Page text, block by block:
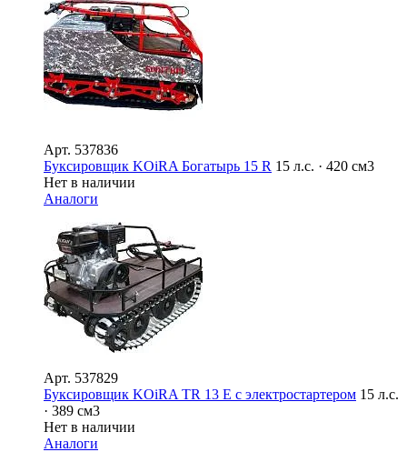
Арт. 537836
Буксировщик KOiRA Богатырь 15 R 15 л.с. · 420 см3
Нет в наличии
Аналоги
Арт. 537829
Буксировщик KOiRA TR 13 Е с электростартером 15 л.с.
· 389 см3
Нет в наличии
Аналоги